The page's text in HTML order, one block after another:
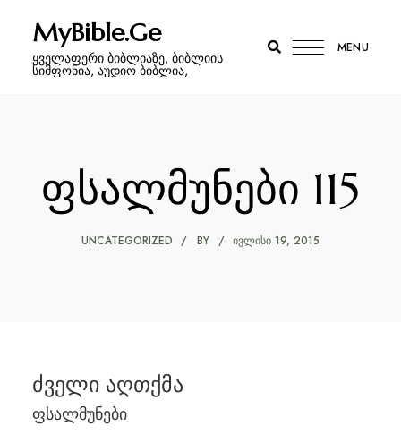
MyBible.Ge
ყველაფერი ბიბლიაზე, ბიბლიის
სიმფონია, აუდიო ბიბლია,
MENU
ფსალმუნები 115
UNCATEGORIZED BY ᲘᲕᲚᲘᲡᲘ 19, 2015
ძველი აღთქმა
ფსალმუნები